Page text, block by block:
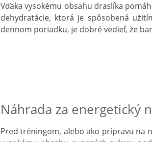
Vďaka vysokému obsahu draslíka
dehydratácie, ktorá je spôsobená
dennom poriadku, je dobré vedieť, že
Náhrada za energetický
Pred tréningom, alebo ako prípravu na